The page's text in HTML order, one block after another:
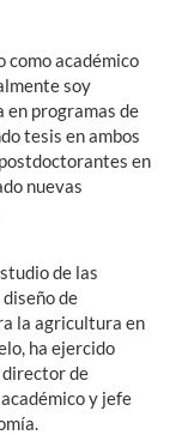
como académico
soy
en programas de
tesis en ambos
en
nuevas
de las
de
la agricultura en
ha ejercido
de
y jefe